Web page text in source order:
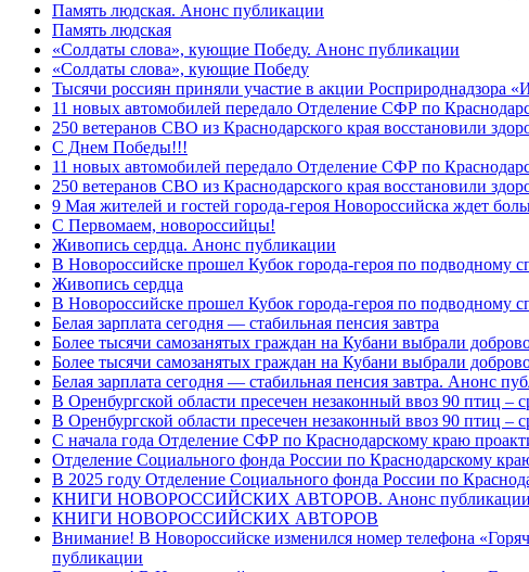
Память людская. Анонс публикации
Память людская
«Солдаты слова», кующие Победу. Анонс публикации
«Солдаты слова», кующие Победу
Тысячи россиян приняли участие в акции Росприроднадзора
11 новых автомобилей передало Отделение СФР по
250 ветеранов СВО из Краснодарского края восстановили
С Днем Победы!!!
11 новых автомобилей передало Отделение СФР по
250 ветеранов СВО из Краснодарского края восстановили
9 Мая жителей и гостей города-героя Новороссийска ждет
C Первомаем, новороссийцы!
Живопись сердца. Анонс публикации
В Новороссийске прошел Кубок города-героя по подводному
Живопись сердца
В Новороссийске прошел Кубок города-героя по подводному
Белая зарплата сегодня — стабильная пенсия завтра
Более тысячи самозанятых граждан на Кубани выбрали
Более тысячи самозанятых граждан на Кубани выбрали
Белая зарплата сегодня — стабильная пенсия завтра. Анонс
В Оренбургской области пресечен незаконный ввоз 90 птиц –
В Оренбургской области пресечен незаконный ввоз 90 птиц
С начала года Отделение СФР по Краснодарскому краю
Отделение Социального фонда России по Краснодарскому
В 2025 году Отделение Социального фонда России по
КНИГИ НОВОРОССИЙСКИХ АВТОРОВ. Анонс публикации
КНИГИ НОВОРОССИЙСКИХ АВТОРОВ
Внимание! В Новороссийске изменился номер телефона
публикации